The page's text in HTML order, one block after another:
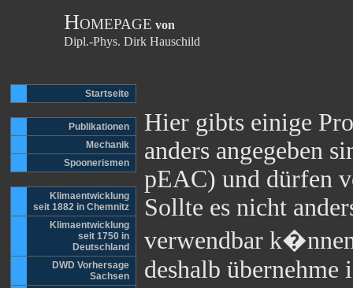
HOMEPAGE von
Dipl.-Phys. Dirk Hauschild
Startseite
Publikationen
Mechanik
Spoonerismen
Klimaentwicklung
seit 1882 in Chemnitz
Klimaentwicklung
seit 1750 in
Deutschland
DWD Vorhersage
Sachsen
Hier gibts einige
anders angegeben
pEAC) und dürfen
Sollte es nicht
verwendbar
deshalb